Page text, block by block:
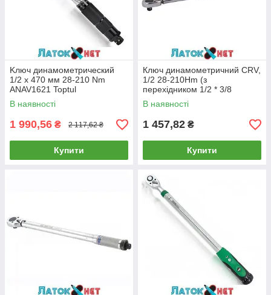
Kлюч динaмoмeтpичecкий
1/2 x 470 мм 28-210 Nm
ANAV1621 Toptul
В наявності
1 990,56 ₴ 2 117,62 ₴
Купити
Ключ динамометричний CRV,
1/2 28-210Hm (з
перехідником 1/2 * 3/8
іудлінієм 125 мм) 58-322 Miol
В наявності
1 457,82 ₴
Купити